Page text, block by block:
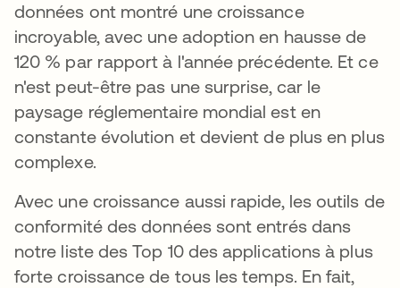
données ont montré une croissance
incroyable, avec une adoption en hausse de
120 % par rapport à l'année précédente. Et ce
n'est peut-être pas une surprise, car le
paysage réglementaire mondial est en
constante évolution et devient de plus en plus
complexe.
Avec une croissance aussi rapide, les outils de
conformité des données sont entrés dans
notre liste des Top 10 des applications à plus
forte croissance de tous les temps. En fait,